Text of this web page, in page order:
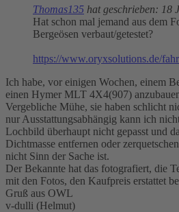
Thomas135 hat geschrieben: 18
Hat schon mal jemand aus dem
Bergeösen verbaut/getestet?
https://www.oryxsolutions.de/
Ich habe, vor einigen Wochen, einem
einen Hymer MLT 4X4(907)
Vergebliche Mühe, sie haben schlicht
nur Ausstattungsabhängig kann ich
Lochbild überhaupt nicht gepasst und
Dichtmasse entfernen oder
nicht Sinn der Sache ist.
Der Bekannte hat das fotografiert, die
mit den Fotos, den Kaufpreis erstattet
Gruß aus OWL
v-dulli (Helmut)